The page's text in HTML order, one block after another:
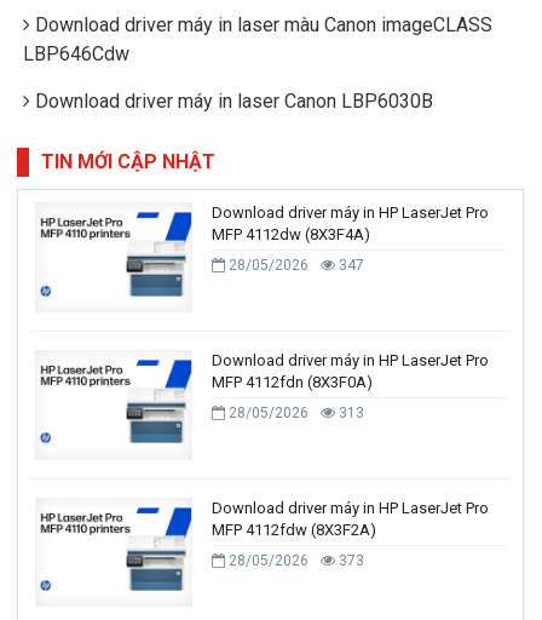
Download driver máy in laser màu Canon imageCLASS
LBP646Cdw
Download driver máy in laser Canon LBP6030B
TIN MỚI CẬP NHẬT
Download driver máy in HP LaserJet Pro
MFP 4112dw (8X3F4A)
28/05/2026 347
Download driver máy in HP LaserJet Pro
MFP 4112fdn (8X3F0A)
28/05/2026 313
Download driver máy in HP LaserJet Pro
MFP 4112fdw (8X3F2A)
28/05/2026 373